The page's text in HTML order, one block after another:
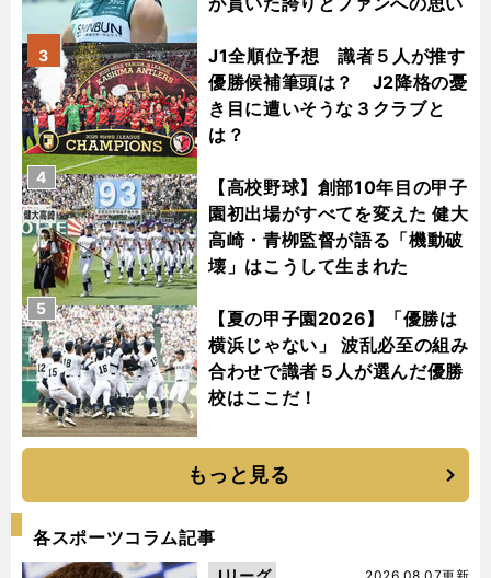
J1全順位予想 識者５人が推す
優勝候補筆頭は？ J2降格の憂
き目に遭いそうな３クラブと
は？
3
【高校野球】創部10年目の甲子
園初出場がすべてを変えた 健大
高崎・青栁監督が語る「機動破
壊」はこうして生まれた
4
【夏の甲子園2026】「優勝は
横浜じゃない」 波乱必至の組み
合わせで識者５人が選んだ優勝
校はここだ！
5
もっと見る
各スポーツコラム記事